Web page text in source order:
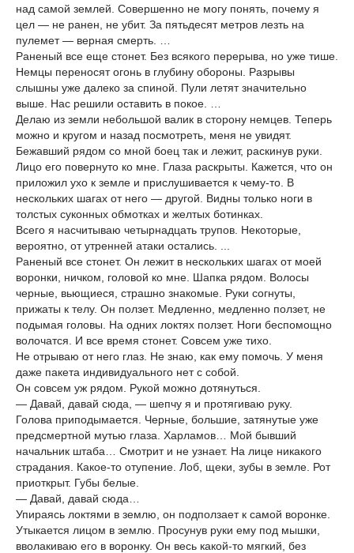
над самой землей. Совершенно не могу понять, почему я
цел — не ранен, не убит. За пятьдесят метров лезть на
пулемет — верная смерть. …
Раненый все еще стонет. Без всякого перерыва, но уже тише.
Немцы переносят огонь в глубину обороны. Разрывы
слышны уже далеко за спиной. Пули летят значительно
выше. Нас решили оставить в покое. …
Делаю из земли небольшой валик в сторону немцев. Теперь
можно и кругом и назад посмотреть, меня не увидят.
Бежавший рядом со мной боец так и лежит, раскинув руки.
Лицо его повернуто ко мне. Глаза раскрыты. Кажется, что он
приложил ухо к земле и прислушивается к чему-то. В
нескольких шагах от него — другой. Видны только ноги в
толстых суконных обмотках и желтых ботинках.
Всего я насчитываю четырнадцать трупов. Некоторые,
вероятно, от утренней атаки остались. ...
Раненый все стонет. Он лежит в нескольких шагах от моей
воронки, ничком, головой ко мне. Шапка рядом. Волосы
черные, вьющиеся, страшно знакомые. Руки согнуты,
прижаты к телу. Он ползет. Медленно, медленно ползет, не
подымая головы. На одних локтях ползет. Ноги беспомощно
волочатся. И все время стонет. Совсем уже тихо.
Не отрываю от него глаз. Не знаю, как ему помочь. У меня
даже пакета индивидуального нет с собой.
Он совсем уж рядом. Рукой можно дотянуться.
— Давай, давай сюда, — шепчу я и протягиваю руку.
Голова приподымается. Черные, большие, затянутые уже
предсмертной мутью глаза. Харламов… Мой бывший
начальник штаба… Смотрит и не узнает. На лице никакого
страдания. Какое-то отупение. Лоб, щеки, зубы в земле. Рот
приоткрыт. Губы белые.
— Давай, давай сюда…
Упираясь локтями в землю, он подползает к самой воронке.
Утыкается лицом в землю. Просунув руки ему под мышки,
вволакиваю его в воронку. Он весь какой-то мягкий, без